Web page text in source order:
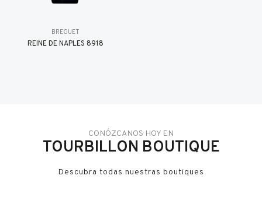
BREGUET
REINE DE NAPLES 8918
CONÓZCANOS HOY EN
TOURBILLON BOUTIQUE
Descubra todas nuestras boutiques